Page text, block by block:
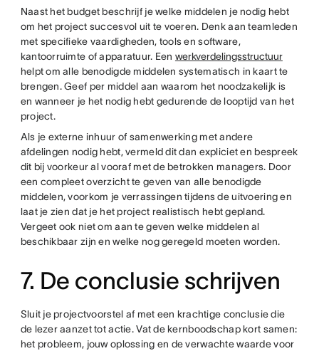
Naast het budget beschrijf je welke middelen je nodig hebt
om het project succesvol uit te voeren. Denk aan teamleden
met specifieke vaardigheden, tools en software,
kantoorruimte of apparatuur. Een werkverdelingsstructuur
helpt om alle benodigde middelen systematisch in kaart te
brengen. Geef per middel aan waarom het noodzakelijk is
en wanneer je het nodig hebt gedurende de looptijd van het
project.
Als je externe inhuur of samenwerking met andere
afdelingen nodig hebt, vermeld dit dan expliciet en bespreek
dit bij voorkeur al vooraf met de betrokken managers. Door
een compleet overzicht te geven van alle benodigde
middelen, voorkom je verrassingen tijdens de uitvoering en
laat je zien dat je het project realistisch hebt gepland.
Vergeet ook niet om aan te geven welke middelen al
beschikbaar zijn en welke nog geregeld moeten worden.
7. De conclusie schrijven
Sluit je projectvoorstel af met een krachtige conclusie die
de lezer aanzet tot actie. Vat de kernboodschap kort samen:
het probleem, jouw oplossing en de verwachte waarde voor